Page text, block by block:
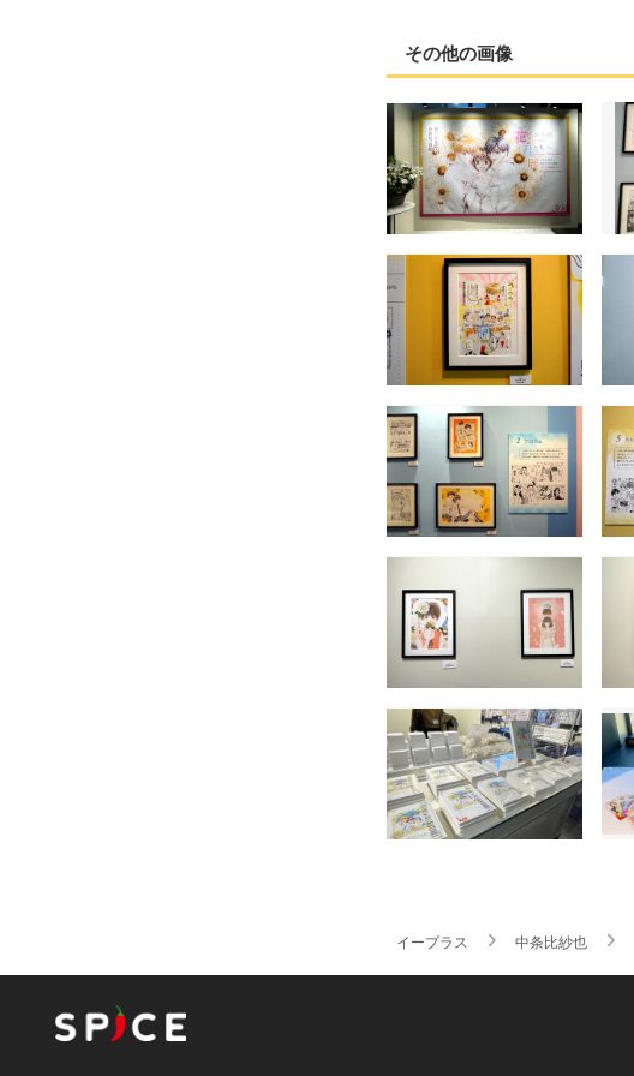
その他の画像
イープラス 中条比紗也